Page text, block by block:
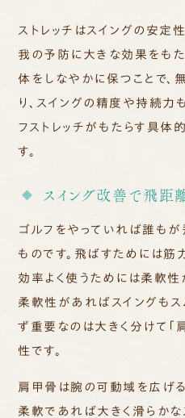
ストレッチはスイングの安定
我の予防に大きな効果をもた
体をしなやかに保つことで
り、スイングの精度や持続力
フストレッチがもたらす具体
す。
スイング改善で飛距
ゴルフをやっていれば誰も
ものです。飛ばすためには筋
効率よく使うためには柔軟性
柔軟性があればスイングもス
ず重要なのは大きく分けて「
性です。
肩甲骨は腕の可動域を広げ
柔軟であれば大きく滑らかな